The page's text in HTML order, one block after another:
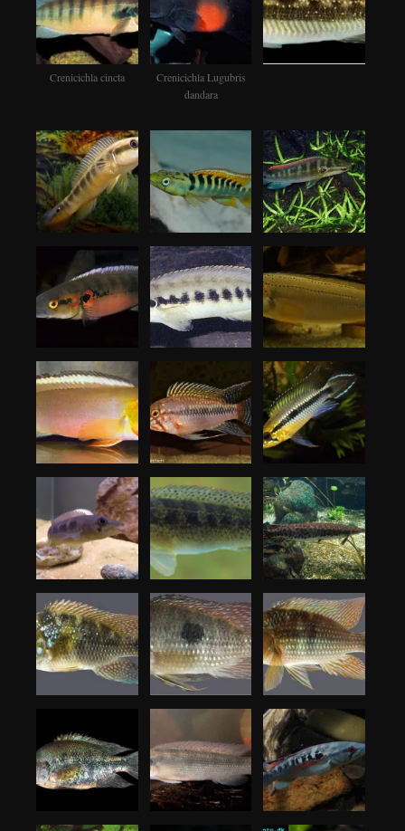
Crenicichla cincta
Crenicichla Lugubris
dandara